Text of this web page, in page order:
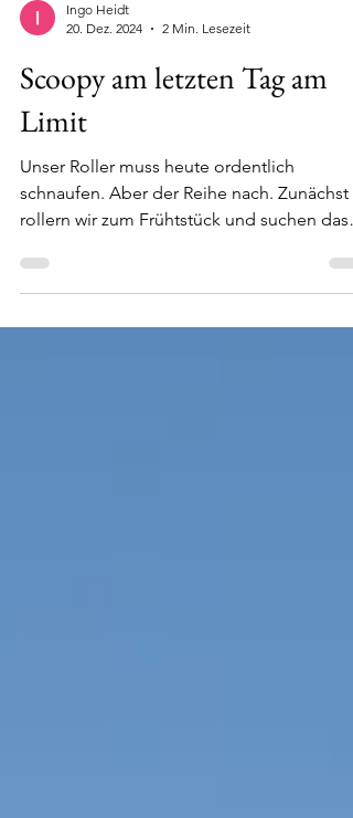
20. Dez. 2024
2 Min. Lesezeit
Scoopy am letzten Tag am
Limit
Unser Roller muss heute ordentlich
rollern wir zum Frühtstück und suchen das
"Friend House...